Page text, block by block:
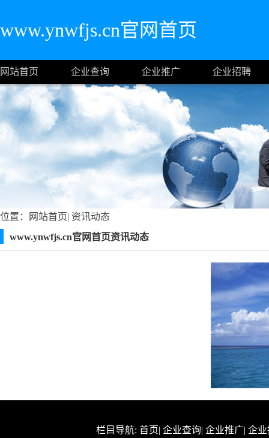
www.ynwfjs.cn官网首页
网站首页 企业查询 企业推广 企业招聘
位置： 网站首页| 资讯动态
www.ynwfjs.cn官网首页资讯动态
栏目导航: 首页| 企业查询| 企业推广| 企